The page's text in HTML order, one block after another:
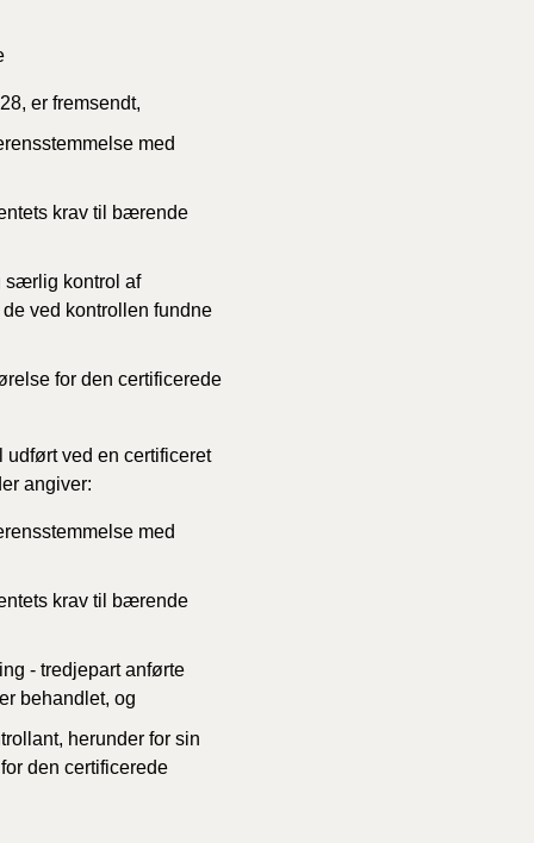
er fremsendt,
med
krav til bærende
særlig kontrol af
ved kontrollen fundne
for den certificerede
udført ved en certificeret
angiver:
med
krav til bærende
- tredjepart anførte
behandlet, og
herunder for sin
den certificerede